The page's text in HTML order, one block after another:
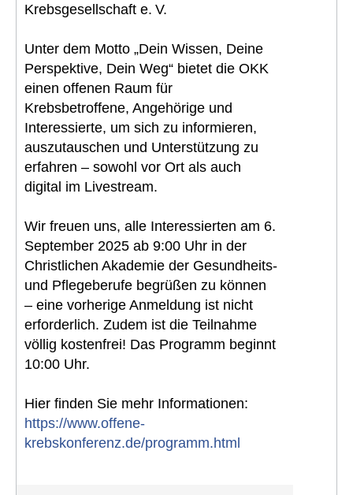
Krebsgesellschaft e. V.
Unter dem Motto „Dein Wissen, Deine
Perspektive, Dein Weg“ bietet die OKK
einen offenen Raum für
Krebsbetroffene, Angehörige und
Interessierte, um sich zu informieren,
auszutauschen und Unterstützung zu
erfahren – sowohl vor Ort als auch
digital im Livestream.
Wir freuen uns, alle Interessierten am 6.
September 2025 ab 9:00 Uhr in der
Christlichen Akademie der Gesundheits-
und Pflegeberufe begrüßen zu können
– eine vorherige Anmeldung ist nicht
erforderlich. Zudem ist die Teilnahme
völlig kostenfrei! Das Programm beginnt
10:00 Uhr.
Hier finden Sie mehr Informationen:
https://www.offene-
krebskonferenz.de/programm.html